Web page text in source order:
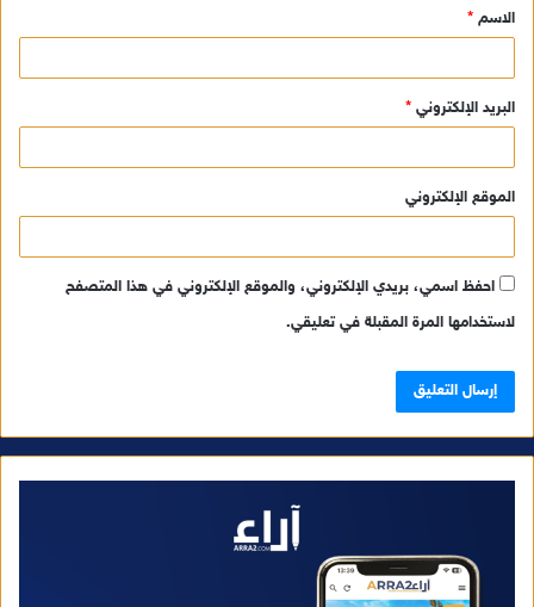
*
الاسم *
البريد الإلكتروني *
الموقع الإلكتروني
احفظ اسمي، بريدي الإلكتروني، والموقع الإلكتروني في هذا المتصفح
لاستخدامها المرة المقبلة في تعليقي.